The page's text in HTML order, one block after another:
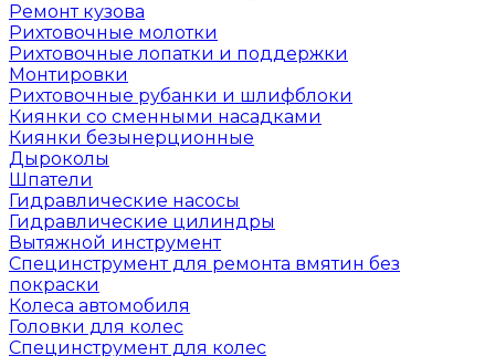
Ремонт кузова
Рихтовочные молотки
Рихтовочные лопатки и поддержки
Монтировки
Рихтовочные рубанки и шлифблоки
Киянки со сменными насадками
Киянки безынерционные
Дыроколы
Шпатели
Гидравлические насосы
Гидравлические цилиндры
Вытяжной инструмент
Специнструмент для ремонта вмятин без
покраски
Колеса автомобиля
Головки для колес
Специнструмент для колес